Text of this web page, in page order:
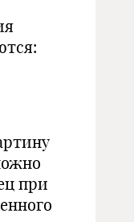
при